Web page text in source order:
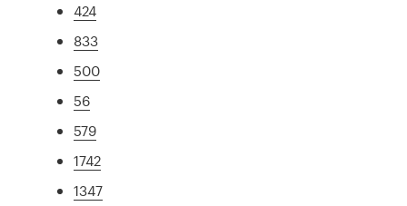
424
833
500
56
579
1742
1347